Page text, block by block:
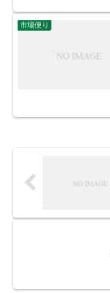
市場便り